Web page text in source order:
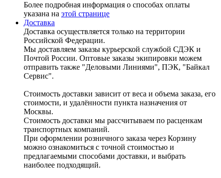
Более подробная информация о способах оплаты
указана на этой странице
Доставка
Доставка осуществляется только на территории
Российской Федерации.
Мы доставляем заказы курьерской службой СДЭК и
Почтой России. Оптовые заказы экипировки можем
отправить также "Деловыми Линиями", ПЭК, "Байкал
Сервис".
Стоимость доставки зависит от веса и объема заказа, его
стоимости, и удалённости пункта назначения от
Москвы.
Стоимость доставки мы рассчитываем по расценкам
транспортных компаний.
При оформлении розничного заказа через Корзину
можно ознакомиться с точной стоимостью и
предлагаемыми способами доставки, и выбрать
наиболее подходящий.